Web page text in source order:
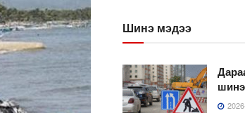
Шинэ мэдээ